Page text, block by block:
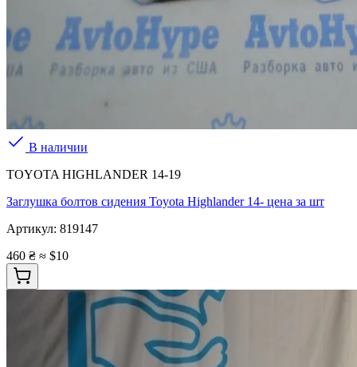
В наличии
TOYOTA HIGHLANDER 14-19
Заглушка болтов сидения Toyota Highlander 14- цена за шт
Артикул: 819147
460 ₴ ≈ $10